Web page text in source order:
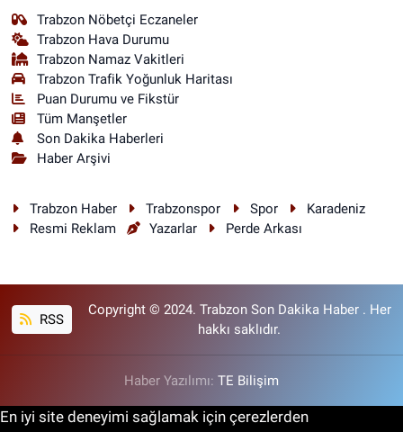
Trabzon Nöbetçi Eczaneler
Trabzon Hava Durumu
Trabzon Namaz Vakitleri
Trabzon Trafik Yoğunluk Haritası
Puan Durumu ve Fikstür
Tüm Manşetler
Son Dakika Haberleri
Haber Arşivi
Trabzon Haber Trabzonspor Spor
Karadeniz
Resmi Reklam
Yazarlar Perde Arkası
RSS
Copyright © 2024. Trabzon Son Dakika Haber . Her
hakkı saklıdır.
Haber Yazılımı: TE Bilişim
En iyi site deneyimi sağlamak için çerezlerden